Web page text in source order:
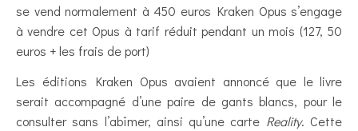
se vend normalement à 450 euros Kraken Opus s’engage
à vendre cet Opus à tarif réduit pendant un mois (127, 50
euros + les frais de port)
Les éditions Kraken Opus avaient annoncé que le livre
serait accompagné d’une paire de gants blancs, pour le
consulter sans l’abîmer, ainsi qu’une carte Reality. Cette